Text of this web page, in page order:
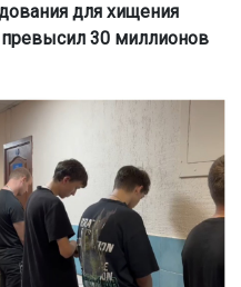
для хищения
30 миллионов